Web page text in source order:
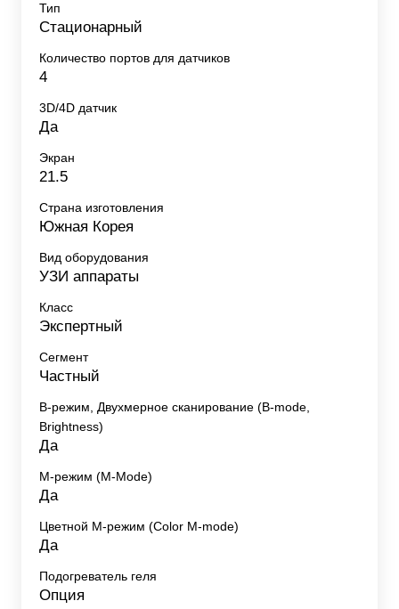
Тип
Стационарный
Количество портов для датчиков
4
3D/4D датчик
Да
Экран
21.5
Страна изготовления
Южная Корея
Вид оборудования
УЗИ аппараты
Класс
Экспертный
Сегмент
Частный
B-режим, Двухмерное сканирование (B-mode,
Brightness)
Да
M-режим (M-Mode)
Да
Цветной M-режим (Color M-mode)
Да
Подогреватель геля
Опция